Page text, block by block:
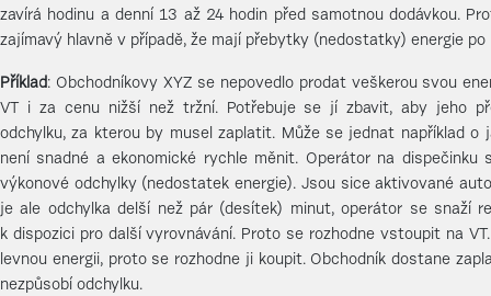
zavírá hodinu a denní 13 až 24 hodin před samotnou dodávkou.
zajímavý hlavně v případě, že mají přebytky (nedostatky) energie
Příklad: Obchodníkovy XYZ se nepovedlo prodat veškerou svou
VT i za cenu nižší než tržní. Potřebuje se jí zbavit, aby jeho
odchylku, za kterou by musel zaplatit. Může se jednat například o
není snadné a ekonomické rychle měnit. Operátor na dispečinku
výkonové odchylky (nedostatek energie). Jsou sice aktivované
je ale odchylka delší než pár (desítek) minut, operátor se snaží
k dispozici pro další vyrovnávání. Proto se rozhodne vstoupit na
levnou energii, proto se rozhodne ji koupit. Obchodník dostane
nezpůsobí odchylku.